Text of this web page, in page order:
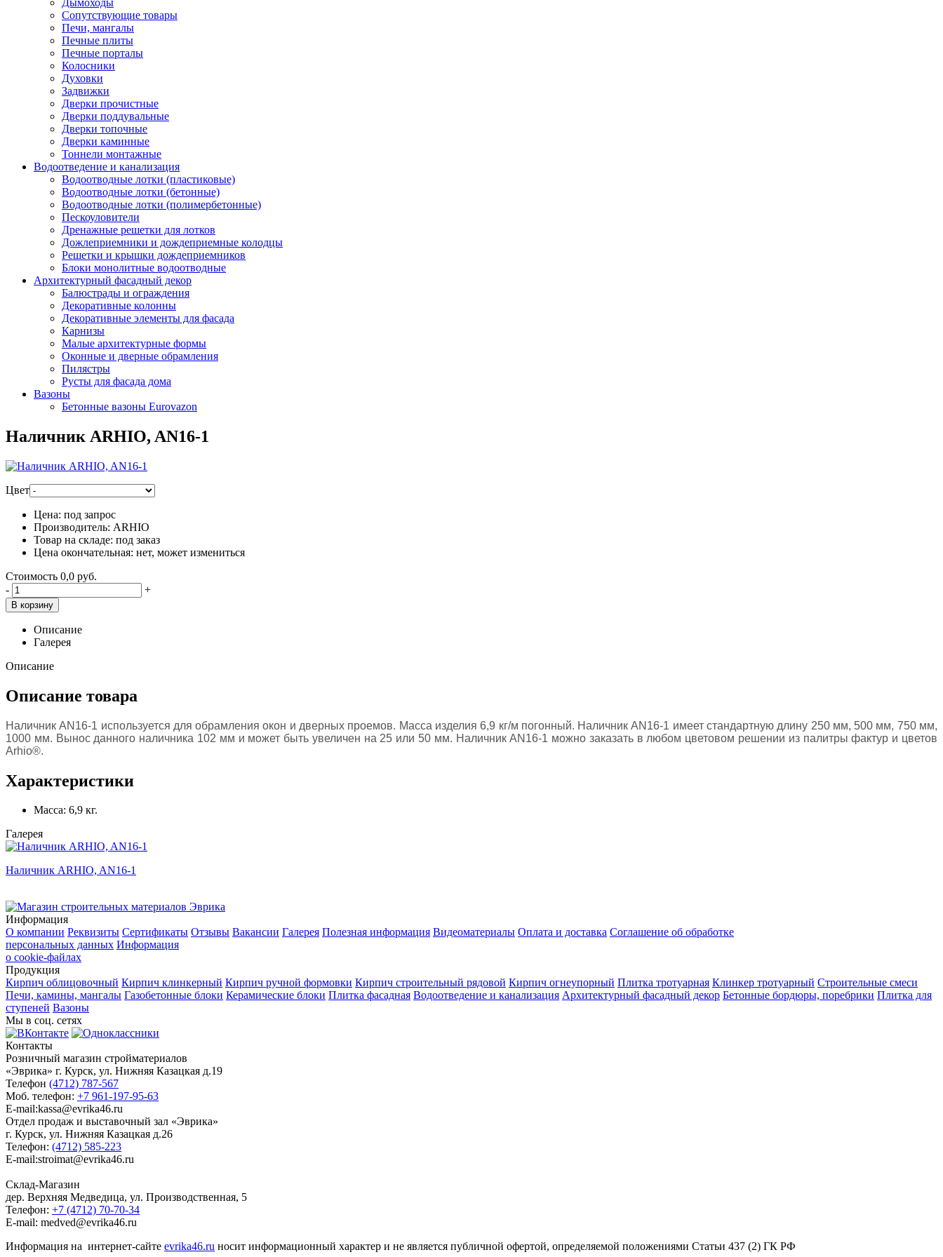
Дымоходы
Сопутствующие товары
Печи, мангалы
Печные плиты
Печные порталы
Колосники
Духовки
Задвижки
Дверки прочистные
Дверки поддувальные
Дверки топочные
Дверки каминные
Тоннели монтажные
Водоотведение и канализация
Водоотводные лотки (пластиковые)
Водоотводные лотки (бетонные)
Водоотводные лотки (полимербетонные)
Пескоуловители
Дренажные решетки для лотков
Дожлеприемники и дождеприемные колодцы
Решетки и крышки дождеприемников
Блоки монолитные водоотводные
Архитектурный фасадный декор
Балюстрады и ограждения
Декоративные колонны
Декоративные элементы для фасада
Карнизы
Малые архитектурные формы
Оконные и дверные обрамления
Пилястры
Русты для фасада дома
Вазоны
Бетонные вазоны Eurovazon
Наличник ARHIO, AN16-1
Цвет
Цена: под запрос
Производитель: ARHIO
Товар на складе: под заказ
Цена окончательная: нет, может измениться
Стоимость 0,0 руб.
-
+
В корзину
Описание
Галерея
Описание
Описание товара
Наличник AN16-1 используется для обрамления окон и дверных проемов. Масса изделия 6,9 кг/м погонный. Наличник AN16-1 имеет стандартную длину 250 мм, 500 мм, 750 мм,
1000 мм. Вынос данного наличника 102 мм и может быть увеличен на 25 или 50 мм. Наличник AN16-1 можно заказать в любом цветовом решении из палитры фактур и цветов
Arhio®.
Характеристики
Масса: 6,9 кг.
Галерея
Наличник ARHIO, AN16-1
Информация
О компании Реквизиты Сертификаты Отзывы Вакансии Галерея Полезная информация Видеоматериалы Оплата и доставка Соглашение об обработке
персональных данных Информация
о cookie-файлах
Продукция
Кирпич облицовочный Кирпич клинкерный Кирпич ручной формовки Кирпич строительный рядовой Кирпич огнеупорный Плитка тротуарная Клинкер тротуарный Строительные смеси
Печи, камины, мангалы Газобетонные блоки Керамические блоки Плитка фасадная Водоотведение и канализация Архитектурный фасадный декор Бетонные бордюры, поребрики Плитка для
ступеней Вазоны
Мы в соц. сетях
Контакты
Розничный магазин стройматериалов
«Эврика» г. Курск, ул. Нижняя Казацкая д.19
Телефон (4712) 787-567
Моб. телефон: +7 961-197-95-63
E-mail:kassa@evrika46.ru
Отдел продаж и выставочный зал «Эврика»
г. Курск, ул. Нижняя Казацкая д.26
Телефон: (4712) 585-223
E-mail:stroimat@evrika46.ru
Склад-Магазин
дер. Верхняя Медведица, ул. Производственная, 5
Телефон: +7 (4712) 70-70-34
E-mail: medved@evrika46.ru
Информация на интернет-сайте evrika46.ru носит информационный характер и не является публичной офертой, определяемой положениями Статьи 437 (2) ГК РФ